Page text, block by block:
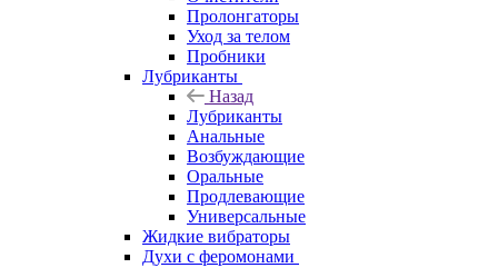
Пролонгаторы
Уход за телом
Пробники
Лубриканты
Назад
Лубриканты
Анальные
Возбуждающие
Оральные
Продлевающие
Универсальные
Жидкие вибраторы
Духи с феромонами